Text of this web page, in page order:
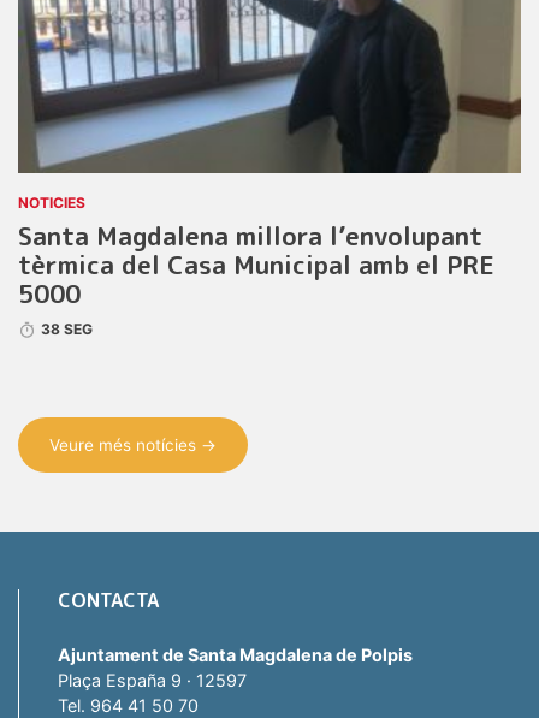
NOTICIES
Santa Magdalena millora l’envolupant
tèrmica del Casa Municipal amb el PRE
5000
38 SEG
Veure més notícies →
CONTACTA
Ajuntament de Santa Magdalena de Polpis
Plaça España 9 · 12597
Tel. 964 41 50 70